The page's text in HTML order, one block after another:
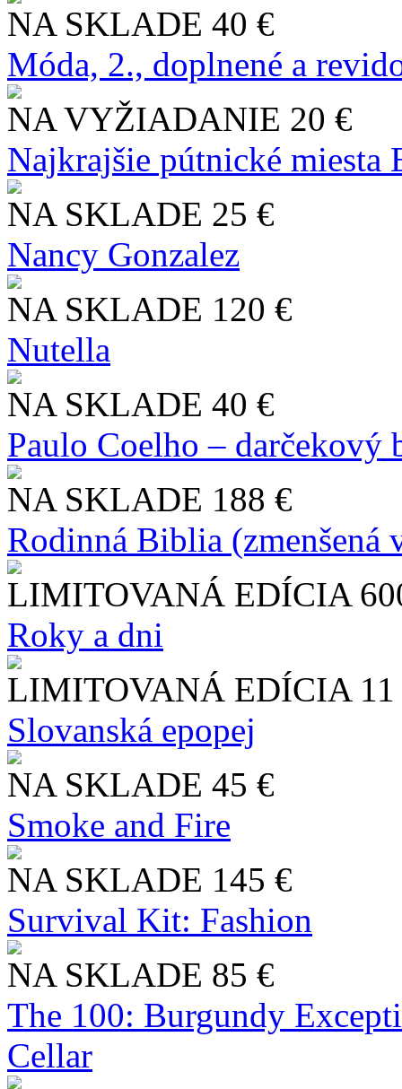
NA SKLADE 40 €
Móda, 2., doplnené a
NA VYŽIADANIE 20 €
Najkrajšie pútnické miesta
NA SKLADE 25 €
Nancy Gonzalez
NA SKLADE 120 €
Nutella
NA SKLADE 40 €
Paulo Coelho – darčekový
NA SKLADE 188 €
Rodinná Biblia (zmenšená
LIMITOVANÁ EDÍCIA
Roky a dni
LIMITOVANÁ EDÍCIA
Slo​vanská epopej
NA SKLADE 45 €
Smoke and Fire
NA SKLADE 145 €
Survival Kit: Fashion
NA SKLADE 85 €
The 100: Burgundy
Cellar